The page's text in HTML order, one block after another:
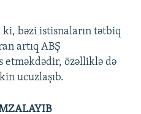
bəzi istisnaların tətbiq
artıq ABŞ
etməkdədir, özəlliklə də
ucuzlaşıb.